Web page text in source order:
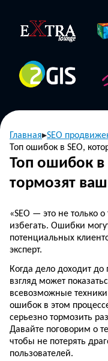
Главная SEO
Топ ошибок в SEO,
Топ ошибок в
тормозят
«SEO — это не только
избегать. Ошибки
потенциальных
эксперт.
Когда дело доходит
взгляд может
всевозможные
ошибок в этом
серьезно тормозить
Давайте поговорим о
чтобы не потерять
пользователей.